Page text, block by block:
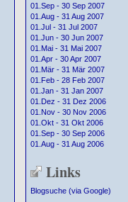
01.Sep - 30 Sep 2007
01.Aug - 31 Aug 2007
01.Jul - 31 Jul 2007
01.Jun - 30 Jun 2007
01.Mai - 31 Mai 2007
01.Apr - 30 Apr 2007
01.Mär - 31 Mär 2007
01.Feb - 28 Feb 2007
01.Jan - 31 Jan 2007
01.Dez - 31 Dez 2006
01.Nov - 30 Nov 2006
01.Okt - 31 Okt 2006
01.Sep - 30 Sep 2006
01.Aug - 31 Aug 2006
Links
Blogsuche (via Google)